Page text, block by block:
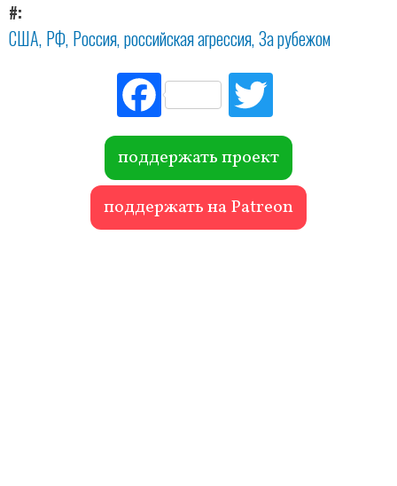
#
США РФ Россия российская агрессия За рубежом
Fac
ebo
ok r
поддержать проект
поддержать на Patreon